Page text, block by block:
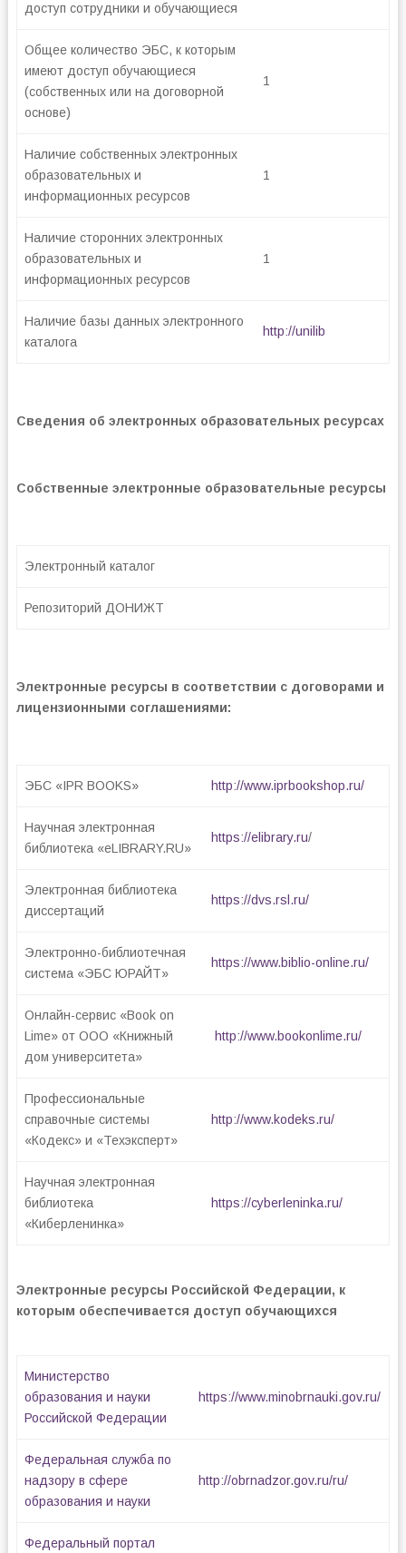
доступ сотрудники и обучающиеся
Общее количество ЭБС, к которым
имеют доступ обучающиеся
(собственных или на договорной
основе)
1
Наличие собственных электронных
образовательных и
информационных ресурсов
1
Наличие сторонних электронных
образовательных и
информационных ресурсов
1
Наличие базы данных электронного
каталога
http://unilib
Сведения об электронных образовательных ресурсах
Собственные электронные образовательные ресурсы
Электронный каталог
Репозиторий ДОНИЖТ
Электронные ресурсы в соответствии с договорами и
лицензионными соглашениями:
ЭБС «IPR BOOKS» http://www.iprbookshop.ru/
Научная электронная
библиотека «eLIBRARY.RU»
https://elibrary.ru/
Электронная библиотека
диссертаций
https://dvs.rsl.ru/
Электронно-библиотечная
система «ЭБС ЮРАЙТ»
https://www.biblio-online.ru/
Онлайн-сервис «Book on
Lime» от ООО «Книжный
дом университета»
http://www.bookonlime.ru/
Профессиональные
справочные системы
«Кодекс» и «Техэксперт»
http://www.kodeks.ru/
Научная электронная
библиотека
«Киберленинка»
https://cyberleninka.ru/
Электронные ресурсы Российской Федерации, к
которым обеспечивается доступ обучающихся
Министерство
образования и науки
Российской Федерации
https://www.minobrnauki.gov.ru/
Федеральная служба по
надзору в сфере
образования и науки
http://obrnadzor.gov.ru/ru/
Федеральный портал